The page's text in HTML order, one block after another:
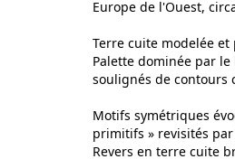
Europe de l'Ouest,
Terre cuite modelée
Palette dominée par
soulignés de contours
Motifs symétriques
primitifs » revisités
Revers en terre cuite